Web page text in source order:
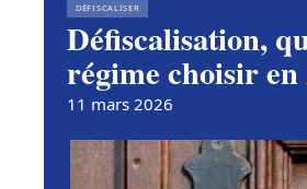
DÉFISCALISER
Défiscalisation,
régime choisir en
11 mars 2026